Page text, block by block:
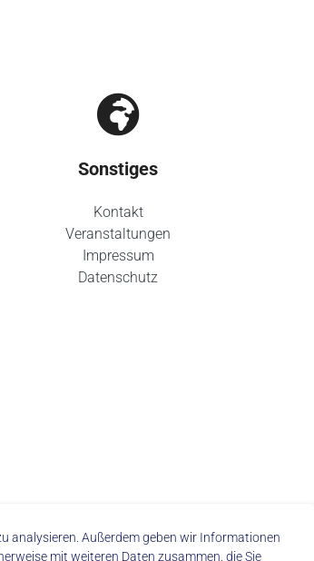
Sonstiges
Kontakt
Veranstaltungen
Impressum
Datenschutz
analysieren. Außerdem geben wir Informationen
mit weiteren Daten zusammen, die Sie